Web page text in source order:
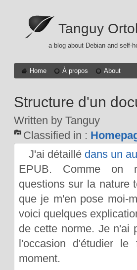
Tanguy
a blog about Debian and self-
Home À propos About
Structure d'un
Written by Tanguy
Classified in :
J'ai détaillé dans un
EPUB. Comme on
questions sur la nature
que je m'en pose moi-
voici quelques
de cette norme. Je n'ai
l'occasion d'étudier
moment.